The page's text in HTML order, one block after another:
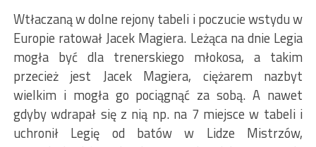
Wtłaczaną w dolne rejony tabeli i poczucie wstydu w
Europie ratował Jacek Magiera. Leżąca na dnie Legia
mogła być dla trenerskiego młokosa, a takim
przecież jest Jacek Magiera, ciężarem nazbyt
wielkim i mogła go pociągnąć za sobą. A nawet
gdyby wdrapał się z nią np. na 7 miejsce w tabeli i
uchronił Legię od batów w Lidze Mistrzów,